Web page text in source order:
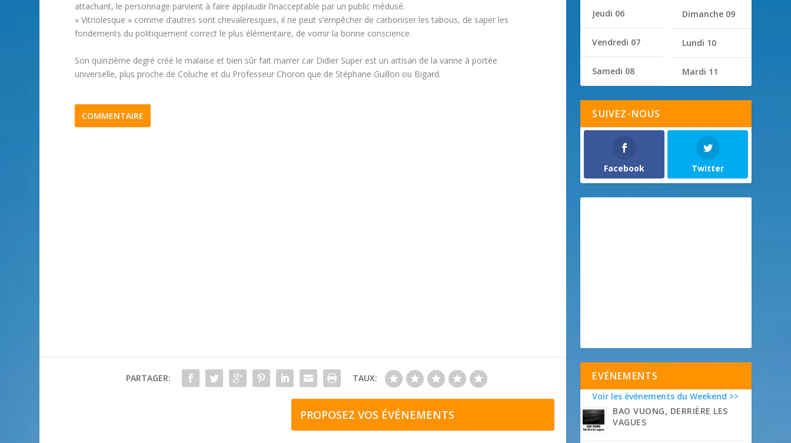
attachant, le personnage parvient à faire applaudir l’inacceptable par un public médusé.
« Vitriolesque » comme d’autres sont chevaleresques, il ne peut s’empêcher de carboniser les tabous, de saper les
fondements du politiquement correct le plus élémentaire, de vomir la bonne conscience.
Son quinzième degré créé le malaise et bien sûr fait marrer car Didier Super est un artisan de la vanne à portée
universelle, plus proche de Coluche et du Professeur Choron que de Stéphane Guillon ou Bigard.
COMMENTAIRE
PARTAGER: TAUX:
PROPOSEZ VOS ÉVÉNEMENTS
Jeudi 06
Vendredi 07
Samedi 08
Dimanche 09
Lundi 10
Mardi 11
SUIVEZ-NOUS
Facebook Twitter
EVÉNEMENTS
Voir les événements du Weekend >>
BAO VUONG, DERRIÈRE LES
VAGUES